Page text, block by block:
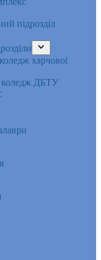
підрозділ
харчової
коледж ДБТУ